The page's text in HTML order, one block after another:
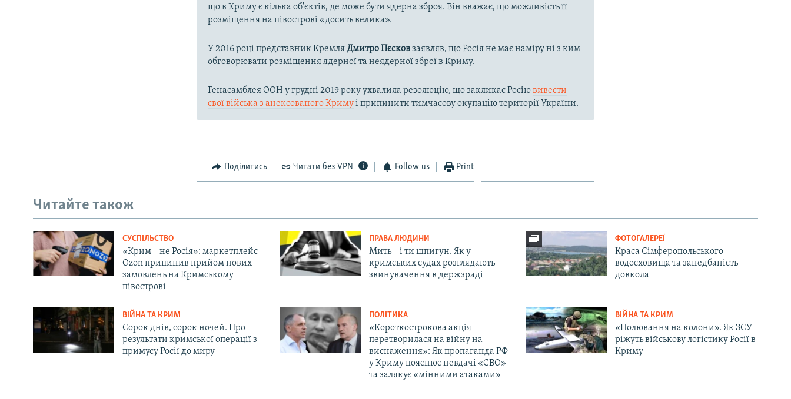
що в Криму є кілька об'єктів, де може бути ядерна зброя. Він вважає, що можливість її
розміщення на півострові «досить велика».
У 2016 році представник КремляДмитро Пєсковзаявляв, що Росія не має наміру ні з ким
обговорювати розміщення ядерної та неядерної зброї в Криму.
Генасамблея ООН у грудні 2019 року ухвалила резолюцію, що закликає Росіювивести
свої війська з анексованого Кримуі припинити тимчасову окупацію території України.
Поділитись Читати без VPN Follow us Print
Читайте також
СУСПІЛЬСТВО
«Крим – не Росія»: маркетплейс
Ozon припинив прийом нових
замовлень на Кримському
півострові
ПРАВА ЛЮДИНИ
Мить – і ти шпигун. Як у
кримських судах розглядають
звинувачення в держзраді
ФОТОГАЛЕРЕЇ
Краса Сімферопольського
водосховища та занедбаність
довкола
ВІЙНА ТА КРИМ
Сорок днів, сорок ночей. Про
результати кримської операції з
примусу Росії до миру
ПОЛІТИКА
«Короткострокова акція
перетворилася на війну на
виснаження»: Як пропаганда РФ
у Криму пояснює невдачі «СВО»
та залякує «мінними атаками»
ВІЙНА ТА КРИМ
«Полювання на колони». Як ЗСУ
ріжуть військову логістику Росії в
Криму